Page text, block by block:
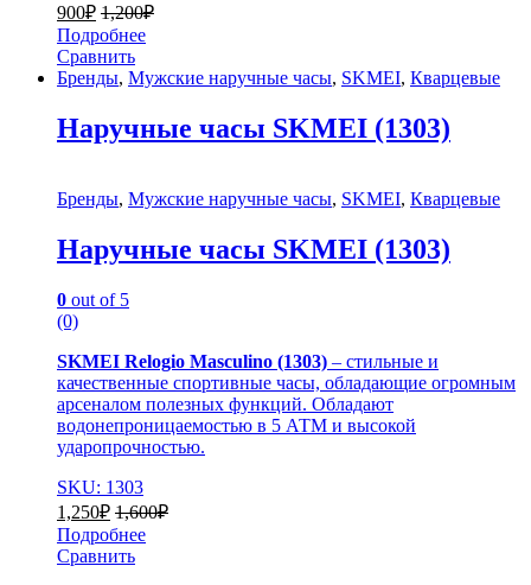
900₽ 1,200₽
Подробнее
Сравнить
Бренды, Мужские наручные часы, SKMEI, Кварцевые
Наручные часы SKMEI (1303)
Бренды, Мужские наручные часы, SKMEI, Кварцевые
Наручные часы SKMEI (1303)
0 out of 5
(0)
SKMEI Relogio Masculino (1303) – стильные и
качественные спортивные часы, обладающие огромным
арсеналом полезных функций. Обладают
водонепроницаемостью в 5 АТМ и высокой
ударопрочностью.
SKU: 1303
1,250₽ 1,600₽
Подробнее
Сравнить